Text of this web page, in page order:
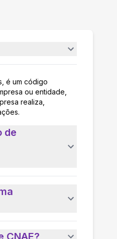
é um código
ou entidade,
realiza,
de
CNAE?